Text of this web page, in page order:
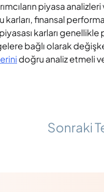
piyasa
finansal
karları genellikle
bağlı olarak
doğru analiz etmeli
Sonraki